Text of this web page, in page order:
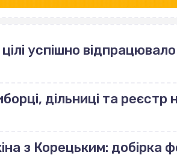
успішно
дільниці та реєстр
з Корецьким: добірка